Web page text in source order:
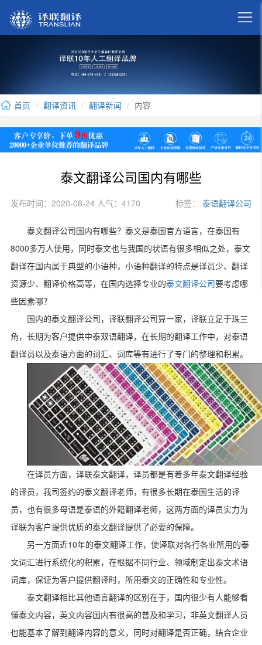

首页 翻译资讯 翻译新闻 内容
泰文翻译公司国内有哪些
发布时间：2020-08-24 人气：4170 标签： 泰语翻译公司
泰文翻译公司国内有哪些？泰文是泰国官方语言，在泰国有
8000多万人使用，同时泰文也与我国的状语有很多相似之处，泰文
翻译在国内属于典型的小语种，小语种翻译的特点是译员少、翻译
资源少、翻译价格高等，在国内选择专业的泰文翻译公司 要考虑哪
些因素哪？
国内的泰文翻译公司，译联翻译公司算一家，译联立足于珠三
角，长期为客户提供中泰双语翻译，在长期的翻译工作中，对泰语
翻译员以及泰语方面的词汇、词库等有进行了专门的整理和积累。
在译员方面，译联泰文翻译，译员都是有着多年泰文翻译经验
的译员，我司签约的泰文翻译老师，有很多长期在泰国生活的译
员，也有很多母语是泰语的外籍翻译老师，这两方面的译员实力为
译联为客户提供优质的泰文翻译提供了必要的保障。
另一方面近10年的泰文翻译工作，使译联对各行各业所用的泰
文词汇进行系统化的积累，在根据不同行业、领域制定出泰文术语
词库，保证为客户提供翻译时，所用泰文的正确性和专业性。
泰文翻译相比其他语言翻译的区别在于，国内很少有人能够看
懂泰文内容，英文内容国内有很高的普及和学习，非英文翻译人员
也能基本了解到翻译内容的意义，同时对翻译是否正确，结合企业